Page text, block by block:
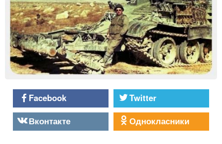
Facebook
Twitter
Вконтакте
Однокласники